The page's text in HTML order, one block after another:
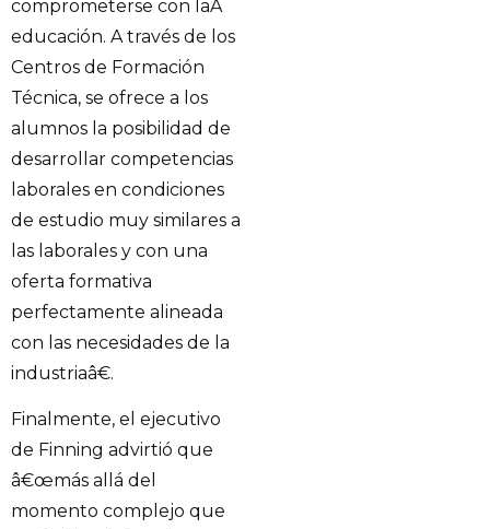
comprometerse con laÂ
educación. A través de los
Centros de Formación
Técnica, se ofrece a los
alumnos la posibilidad de
desarrollar competencias
laborales en condiciones
de estudio muy similares a
las laborales y con una
oferta formativa
perfectamente alineada
con las necesidades de la
industriaâ€.
Finalmente, el ejecutivo
de Finning advirtió que
â€œmás allá del
momento complejo que